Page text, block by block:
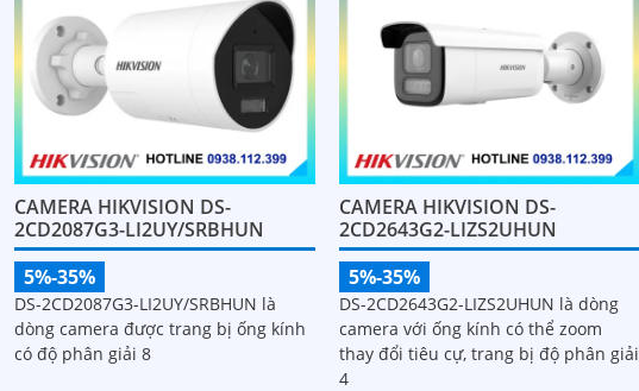
CAMERA HIKVISION DS-
2CD2087G3-LI2UY/SRBHUN
5%-35%
DS-2CD2087G3-LI2UY/SRBHUN là
dòng camera được trang bị ống kính
có độ phân giải 8
CAMERA HIKVISION DS-
2CD2643G2-LIZS2UHUN
5%-35%
DS-2CD2643G2-LIZS2UHUN là dòng
camera với ống kính có thể zoom
thay đổi tiêu cự, trang bị độ phân giải
4